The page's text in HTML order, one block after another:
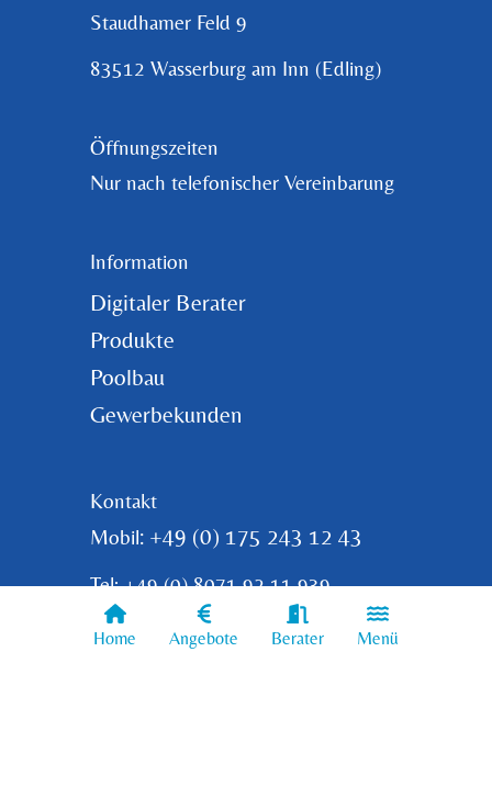
Home Angebote Berater Menü
Staudhamer Feld 9
83512 Wasserburg am Inn (Edling)
Öffnungszeiten
Nur nach telefonischer Vereinbarung
Information
Digitaler Berater
Produkte
Poolbau
Gewerbekunden
Kontakt
Mobil: +49 (0) 175 243 12 43
Tel: +49 (0) 8071 92 11 939
Email: info@whirlpools.bayern